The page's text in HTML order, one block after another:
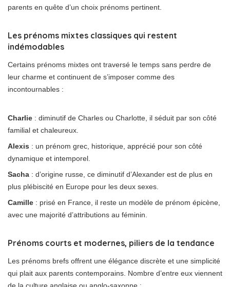
parents en quête d’un choix prénoms pertinent.
Les prénoms mixtes classiques qui restent
indémodables
Certains prénoms mixtes ont traversé le temps sans perdre de
leur charme et continuent de s’imposer comme des
incontournables :
Charlie : diminutif de Charles ou Charlotte, il séduit par son côté
familial et chaleureux.
Alexis : un prénom grec, historique, apprécié pour son côté
dynamique et intemporel.
Sacha : d’origine russe, ce diminutif d’Alexander est de plus en
plus plébiscité en Europe pour les deux sexes.
Camille : prisé en France, il reste un modèle de prénom épicène,
avec une majorité d’attributions au féminin.
Prénoms courts et modernes, piliers de la tendance
Les prénoms brefs offrent une élégance discrète et une simplicité
qui plait aux parents contemporains. Nombre d’entre eux viennent